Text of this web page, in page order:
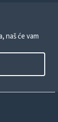
naš će vam